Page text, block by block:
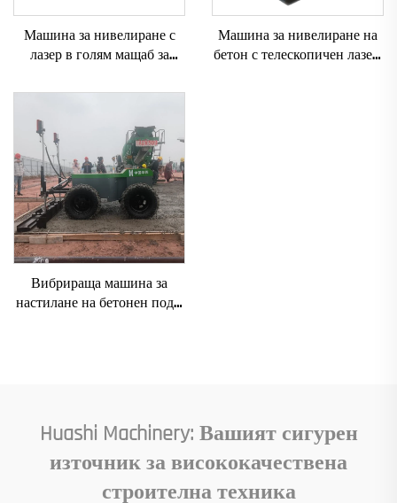
Машина за нивелиране с
лазер в голям мащаб за
бетонен път с включени
Машина за нивелиране на
бетон с телескопичен лазер,
Вибрираща машина за
настилане на бетонен под с
Huashi Machinery: Вашият сигурен
източник за висококачествена
строителна техника